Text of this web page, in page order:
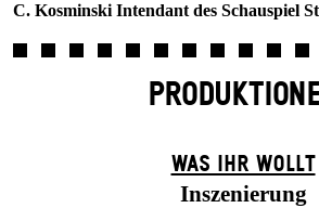
C. Kosminski Intendant des Schauspiel
WAS IHR WOLLT
Inszenierung